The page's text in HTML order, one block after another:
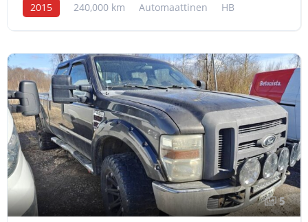
2015 240,000 km Automaattinen HB
5